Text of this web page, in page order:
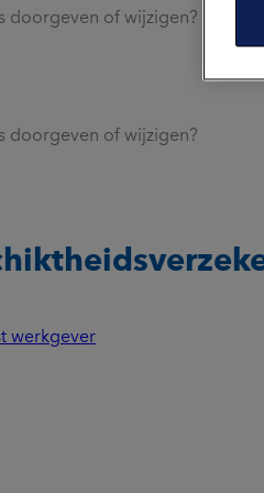
doorgeven of wijzigen?
doorgeven of wijzigen?
werkgever